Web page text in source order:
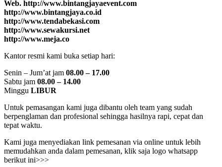
Web. http://www.bintangjayaevent.com
http://www.bintangjaya.co.id
http://www.tendabekasi.com
http://www.sewakursi.net
http://www.meja.co
Kantor resmi kami buka setiap hari:
Senin – Jum’at jam 08.00 – 17.00
Sabtu jam 08.00 – 14.00
Minggu LIBUR
Untuk pemasangan kami juga dibantu oleh team yang sudah
berpenglaman dan profesional sehingga hasilnya rapi, cepat dan
tepat waktu.
Kami juga menyediakan link pemesanan via online untuk lebih
memudahkan anda dalam pemesanan, klik saja logo whatsapp
berikut ini>>>